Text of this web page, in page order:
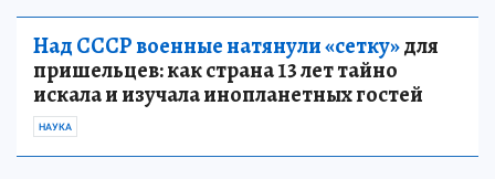
Над СССР военные натянули «сетку»для
пришельцев: как страна 13 лет тайно
искала и изучала инопланетных гостей
НАУКА